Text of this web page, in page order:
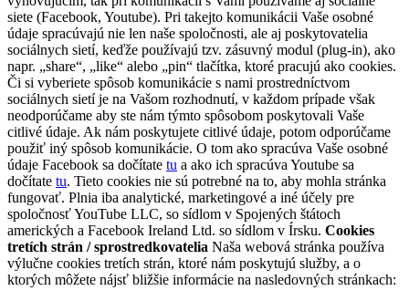
siete (Facebook, Youtube). Pri takejto komunikácii Vaše osobné
údaje spracúvajú nie len naše spoločnosti, ale aj poskytovatelia
sociálnych sietí, keďže používajú tzv. zásuvný modul (plug-in), ako
napr. „share“, „like“ alebo „pin“ tlačítka, ktoré pracujú ako cookies.
Či si vyberiete spôsob komunikácie s nami prostredníctvom
sociálnych sietí je na Vašom rozhodnutí, v každom prípade však
neodporúčame aby ste nám týmto spôsobom poskytovali Vaše
citlivé údaje. Ak nám poskytujete citlivé údaje, potom odporúčame
použiť iný spôsob komunikácie. O tom ako spracúva Vaše osobné
údaje Facebook sa dočítate tu a ako ich spracúva Youtube sa
dočítate tu. Tieto cookies nie sú potrebné na to, aby mohla stránka
fungovať. Plnia iba analytické, marketingové a iné účely pre
spoločnosť YouTube LLC, so sídlom v Spojených štátoch
amerických a Facebook Ireland Ltd. so sídlom v Írsku. Cookies
tretích strán / sprostredkovatelia Naša webová stránka používa
výlučne cookies tretích strán, ktoré nám poskytujú služby, a o
ktorých môžete nájsť bližšie informácie na nasledovných stránkach: